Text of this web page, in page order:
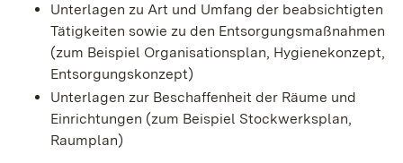
Unterlagen zu Art und Umfang der beabsichtigten
Tätigkeiten sowie zu den Entsorgungsmaßnahmen
(zum Beispiel Organisationsplan, Hygienekonzept,
Entsorgungskonzept)
Unterlagen zur Beschaffenheit der Räume und
Einrichtungen (zum Beispiel Stockwerksplan,
Raumplan)